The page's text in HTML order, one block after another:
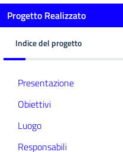
Progetto Realizzato
Indice del progetto
Presentazione
Obiettivi
Luogo
Responsabili